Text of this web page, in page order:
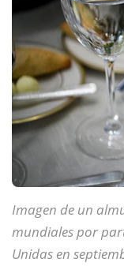
Imagen de un
mundiales por
Unidas en